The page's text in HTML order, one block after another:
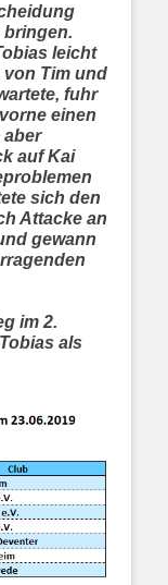
bringen.
leicht
von Tim und
fuhr
einen
aber
auf Kai
sich den
Attacke an
gewann
im 2.
als